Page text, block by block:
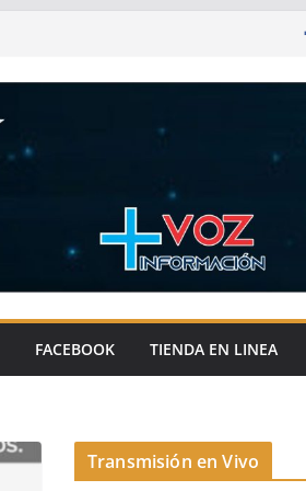
FACEBOOK TIENDA EN LINEA
Transmisión en Vivo